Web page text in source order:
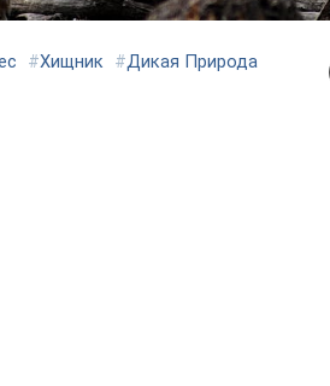
#Хищник #Дикая Природа